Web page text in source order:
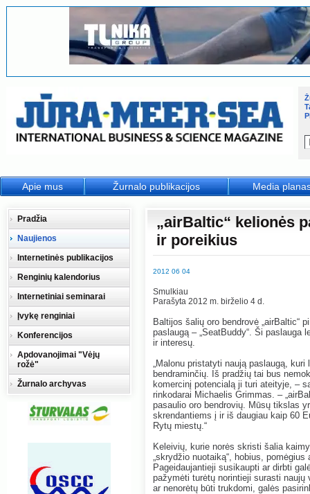
„airBaltic“ kelionės
ir poreikius
2012 06 04
Smulkiau
Parašyta 2012 m. birželio 4 d.
Baltijos šalių oro bendrovė „airBaltic“
paslaugą – „SeatBuddy“. Ši
ir interesų.
„Malonu pristatyti naują paslaugą,
bendraminčių. Iš pradžių tai bus
komercinį potencialą ji turi ateityje, –
rinkodarai Michaelis Grimmas. –
pasaulio oro bendrovių. Mūsų tikslas
skrendantiems į ir iš daugiau kaip 60
Rytų miestų.“
Keleivių, kurie norės skristi šalia
„skrydžio nuotaiką“, hobius,
Pageidaujantieji susikaupti ar dirbti
pažymėti turėtų norintieji surasti
ar nenorėtų būti trukdomi, galės
Pradžia
Naujienos
Internetinės publikacijos
Renginių kalendorius
Internetiniai seminarai
Įvykę renginiai
Konferencijos
Apdovanojimai "Vėjų
rožė"
Žurnalo archyvas
Apie mus Žurnalo publikacijos Media